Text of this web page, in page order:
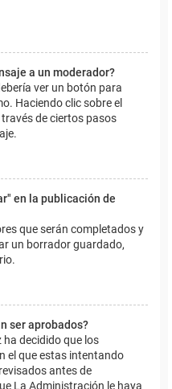
a un moderador?
ver un botón para
Haciendo clic sobre el
de ciertos pasos
en la publicación de
que serán completados y
un borrador guardado,
ser aprobados?
decidido que los
el que estas intentando
antes de
La Administración le haya